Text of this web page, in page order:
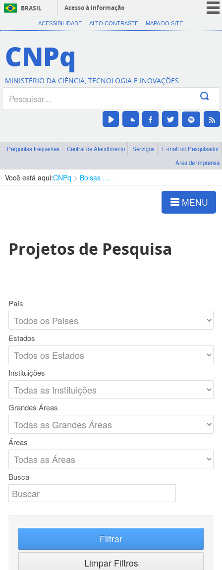
BRASIL
Acesso à informação
CORONAVÍRUS (COVID-19)
Canais
ACESSIBILIDADE ALTO CONTRASTE MAPA DO SITE
CNPq
MINISTÉRIO DA CIÊNCIA, TECNOLOGIA E INOVAÇÕES
Perguntas frequentes Central de Atendimento Serviços
E-mail do Pesquisador
Área de imprensa
Você está aqui:CNPq Bolsas e Auxílios Vigentes
MENU
Projetos de Pesquisa
País
Estados
Instituições
Grandes Áreas
Áreas
Busca
Filtrar
Limpar Filtros